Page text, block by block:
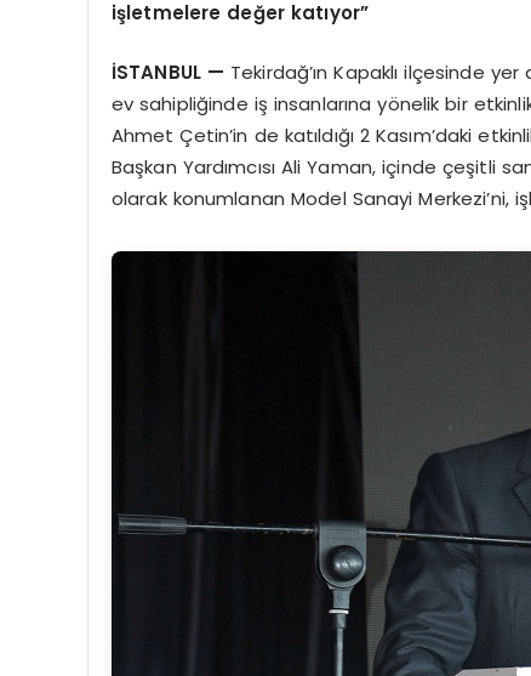
işletmelere değer katıyor”
İSTANBUL — Tekirdağ’ın Kapaklı ilçesinde yer
ev sahipliğinde iş insanlarına yönelik bir
Ahmet Çetin’in de katıldığı 2 Kasım’daki
Başkan Yardımcısı Ali Yaman, içinde çeşitli
olarak konumlanan Model Sanayi